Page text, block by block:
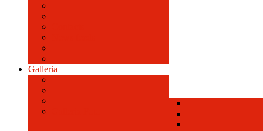
Galleria